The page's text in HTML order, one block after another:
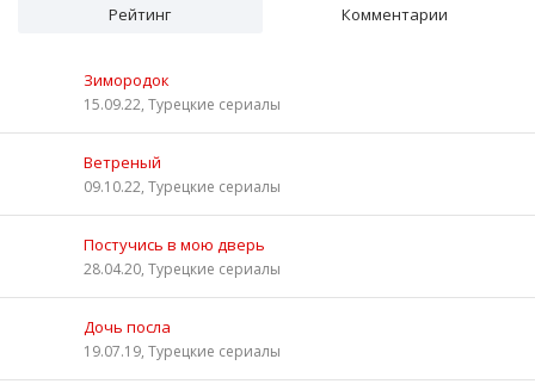
Рейтинг Комментарии
Зимородок
15.09.22, Турецкие сериалы
Ветреный
09.10.22, Турецкие сериалы
Постучись в мою дверь
28.04.20, Турецкие сериалы
Дочь посла
19.07.19, Турецкие сериалы